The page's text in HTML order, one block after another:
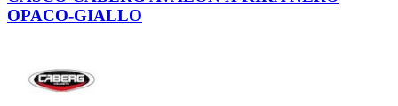
Yellow
OPACO-GIALLO